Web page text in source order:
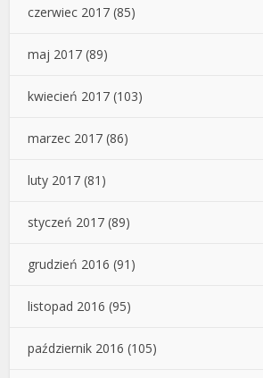
czerwiec 2017 (85)
maj 2017 (89)
kwiecień 2017 (103)
marzec 2017 (86)
luty 2017 (81)
styczeń 2017 (89)
grudzień 2016 (91)
listopad 2016 (95)
październik 2016 (105)